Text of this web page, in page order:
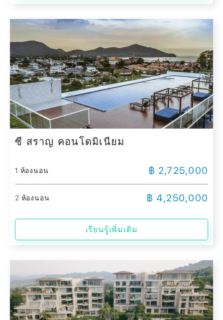
ซี สราญ คอนโดมิเนียม
1 ห้องนอน ฿ 2,725,000
2 ห้องนอน ฿ 4,250,000
เรียนรู้เพิ่มเติม